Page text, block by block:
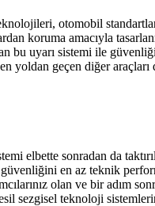
otomobil
koruma amacıyla
bu uyarı sistemi ile
yoldan geçen diğer
elbette sonradan da
en az teknik
olan ve bir adım
sezgisel teknoloji